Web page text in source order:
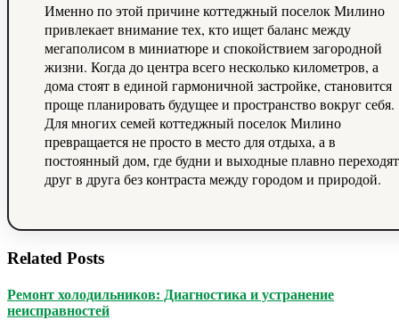
Именно по этой причине коттеджный поселок Милино
привлекает внимание тех, кто ищет баланс между
мегаполисом в миниатюре и спокойствием загородной
жизни. Когда до центра всего несколько километров, а
дома стоят в единой гармоничной застройке, становится
проще планировать будущее и пространство вокруг себя.
Для многих семей коттеджный поселок Милино
превращается не просто в место для отдыха, а в
постоянный дом, где будни и выходные плавно переходят
друг в друга без контраста между городом и природой.
Related Posts
Ремонт холодильников: Диагностика и устранение
неисправностей